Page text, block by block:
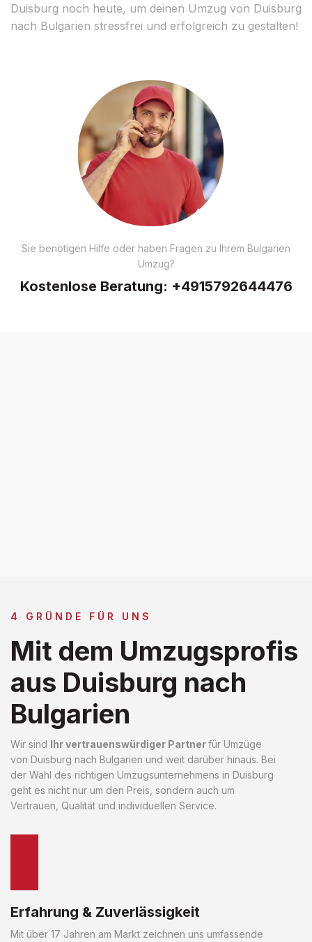
Duisburg noch heute, um deinen Umzug von Duisburg
nach Bulgarien stressfrei und erfolgreich zu gestalten!
Sie benötigen Hilfe oder haben Fragen zu Ihrem Bulgarien
Umzug?
Kostenlose Beratung: +4915792644476
4 GRÜNDE FÜR UNS
Mit dem Umzugsprofis
aus Duisburg nach
Bulgarien
Wir sind Ihr vertrauenswürdiger Partnerfür Umzüge
von Duisburg nach Bulgarien und weit darüber hinaus. Bei
der Wahl des richtigen Umzugsunternehmens in Duisburg
geht es nicht nur um den Preis, sondern auch um
Vertrauen, Qualität und individuellen Service.
Erfahrung & Zuverlässigkeit
Mit über 17 Jahren am Markt zeichnen uns umfassende